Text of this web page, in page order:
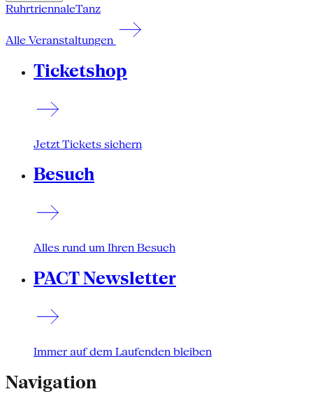
RuhrtriennaleTanz
Alle Veranstaltungen
Ticketshop
Jetzt Tickets sichern
Besuch
Alles rund um Ihren Besuch
PACT Newsletter
Immer auf dem Laufenden bleiben
Navigation